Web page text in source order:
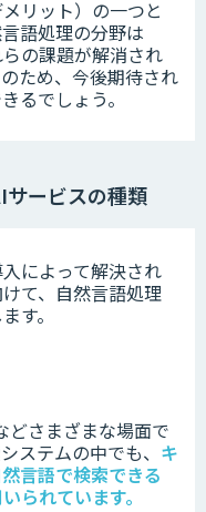
リット）の一つと
語処理の分野は
の課題が解消され
ため、今後期待され
るでしょう。
サービスの種類
によって解決され
て、自然言語処理
す。
どさまざまな場面で
ステムの中でも、 キ
言語で検索できる
られています。